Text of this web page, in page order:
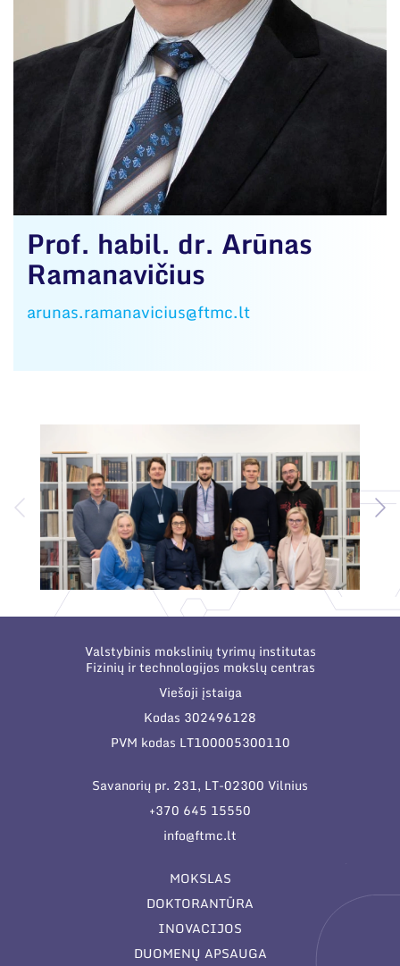
Prof. habil. dr. Arūnas
Ramanavičius
arunas.ramanavicius@ftmc.lt
Valstybinis mokslinių tyrimų institutas
Fizinių ir technologijos mokslų centras
Viešoji įstaiga
Kodas 302496128
PVM kodas LT100005300110
Savanorių pr. 231, LT-02300 Vilnius
+370 645 15550
info@ftmc.lt
MOKSLAS
DOKTORANTŪRA
INOVACIJOS
DUOMENŲ APSAUGA